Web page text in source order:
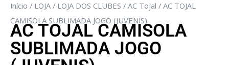
Início / LOJA / LOJA DOS CLUBES / AC Tojal / AC TOJAL
CAMISOLA SUBLIMADA JOGO (JUVENIS)
AC TOJAL CAMISOLA
SUBLIMADA JOGO